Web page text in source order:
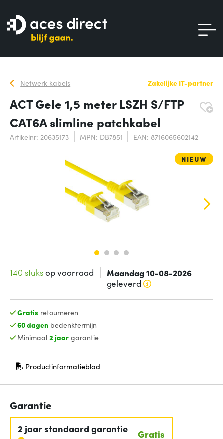
Netwerk kabels Zakelijke IT-partner
ACT Gele 1,5 meter LSZH S/FTP
CAT6A slimline patchkabel
Artikelnr: 20635173 MPN: DB7851 EAN: 8716065602142
NIEUW
140 stuksop voorraad Maandag 10-08-2026
geleverd
Gratis retourneren
60 dagenbedenktermijn
Minimaal 2 jaargarantie
Productinformatieblad
(opent in nieuw venster)
Garantie
2 jaar standaard garantie Gratis